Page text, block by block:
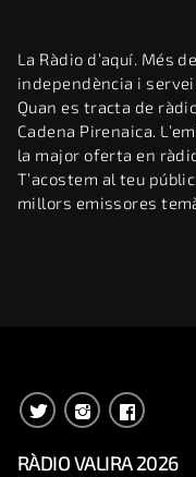
La Ràdio d’aquí. Més
independència i servei.
Quan es tracta de
Cadena Pirenaica.
la major oferta en
T’acostem al teu
millors emissores
RÀDIO VALIRA 2026